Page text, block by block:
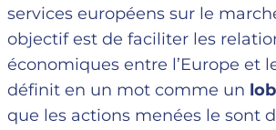
services européens sur le
objectif est de faciliter les
économiques entre l’Europe et
définit en un mot comme un
que les actions menées le sont